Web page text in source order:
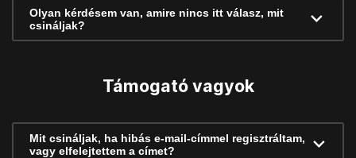
Olyan kérdésem van, amire nincs itt válasz, mit
csináljak?
Támogató vagyok
Mit csináljak, ha hibás e-mail-címmel regisztráltam,
vagy elfelejtettem a címet?